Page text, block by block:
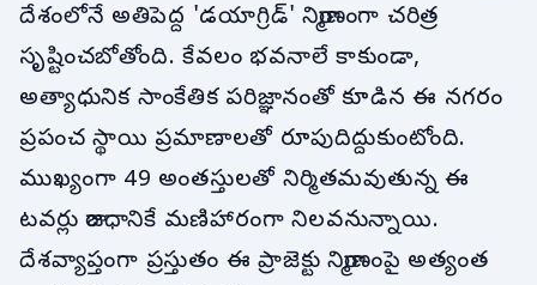
దేశంలోనే అతిపెద్ద 'డయాగ్రిడ్' నిర్మాణంగా చరిత్ర
సృష్టించబోతోంది. కేవలం భవనాలే కాకుండా,
అత్యాధునిక సాంకేతిక పరిజ్ఞానంతో కూడిన ఈ నగరం
ప్రపంచ స్థాయి ప్రమాణాలతో రూపుదిద్దుకుంటోంది.
ముఖ్యంగా 49 అంతస్తులతో నిర్మితమవుతున్న ఈ
టవర్లు రాజధానికే మణిహారంగా నిలవనున్నాయి.
దేశవ్యాప్తంగా ప్రస్తుతం ఈ ప్రాజెక్టు నిర్మాణంపై అత్యంత